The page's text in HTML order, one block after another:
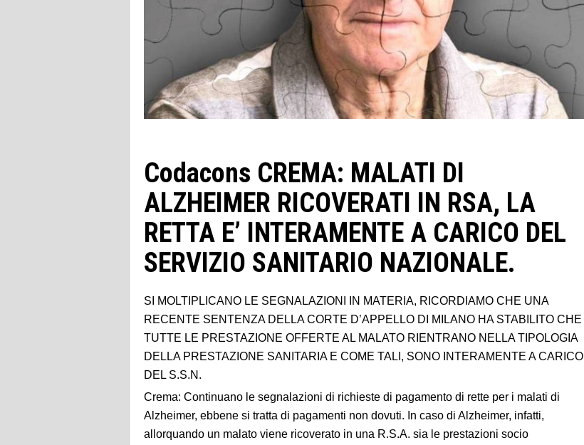
Codacons CREMA: MALATI DI
ALZHEIMER RICOVERATI IN RSA, LA
RETTA E’ INTERAMENTE A CARICO DEL
SERVIZIO SANITARIO NAZIONALE.
SI MOLTIPLICANO LE SEGNALAZIONI IN MATERIA, RICORDIAMO CHE UNA
RECENTE SENTENZA DELLA CORTE D’APPELLO DI MILANO HA STABILITO CHE
TUTTE LE PRESTAZIONE OFFERTE AL MALATO RIENTRANO NELLA TIPOLOGIA
DELLA PRESTAZIONE SANITARIA E COME TALI, SONO INTERAMENTE A CARICO
DEL S.S.N.
Crema: Continuano le segnalazioni di richieste di pagamento di rette per i malati di
Alzheimer, ebbene si tratta di pagamenti non dovuti. In caso di Alzheimer, infatti,
allorquando un malato viene ricoverato in una R.S.A. sia le prestazioni socio